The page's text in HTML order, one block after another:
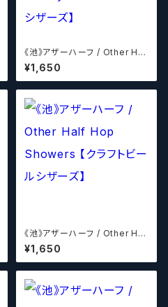
《池》アザーハーフ / Other Hal
f Brewing Hop Duos! - Citr
a + Galaxy 【クラフトビールシ
ザーズ】
¥1,650
《池》アザーハーフ / Other Hal
f Hop Showers 【クラフトビー
ルシザーズ】
¥1,650